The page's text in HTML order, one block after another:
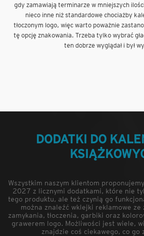
gdy zamawiają terminarze w mniejszych
nieco inne niż standardowe chociażby
tłoczonym logo, więc warto poważnie
tę opcję znakowania. Trzeba tylko wybrać
ten dobrze wyglądał i był
DODATKI DO
Wszystkim naszym klientom
2027 z licznymi dodatkami, które nie
tego produktu, ale też czynią go
można znaleźć wklejki reklamowe ze
zamykania, tłoczenia, garbiki oraz
grawerem logo. Możliwości jest wiele,
znajdzie coś ciekawego, co go